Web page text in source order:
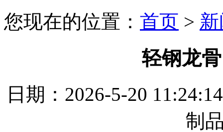
您现在的位置： 首页 >
轻钢龙
日期：2026-5-20
制